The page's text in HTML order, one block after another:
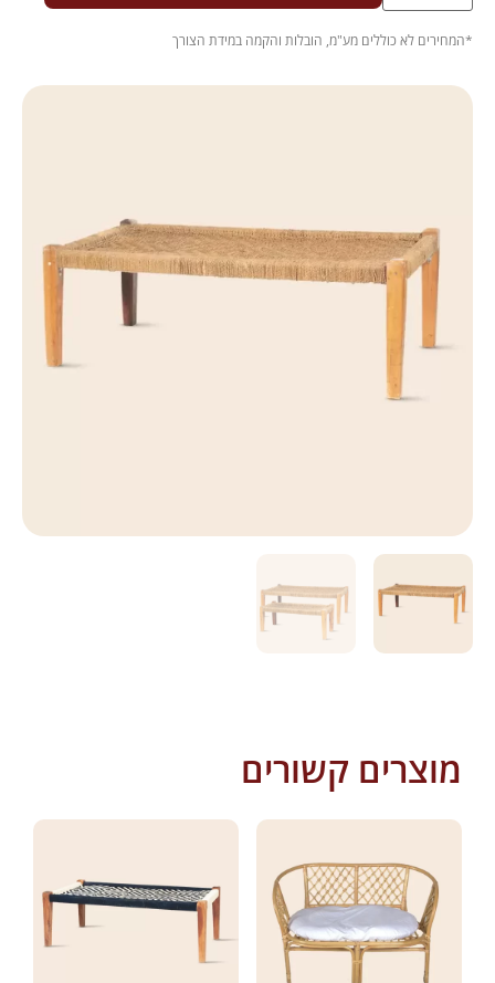
*המחירים לא כוללים מע"מ, הובלות והקמה במידת הצורך
מוצרים קשורים